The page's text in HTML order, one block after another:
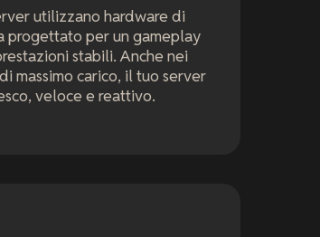
utilizzano hardware di
progettato per un gameplay
stabili. Anche nei
massimo carico, il tuo server
veloce e reattivo.